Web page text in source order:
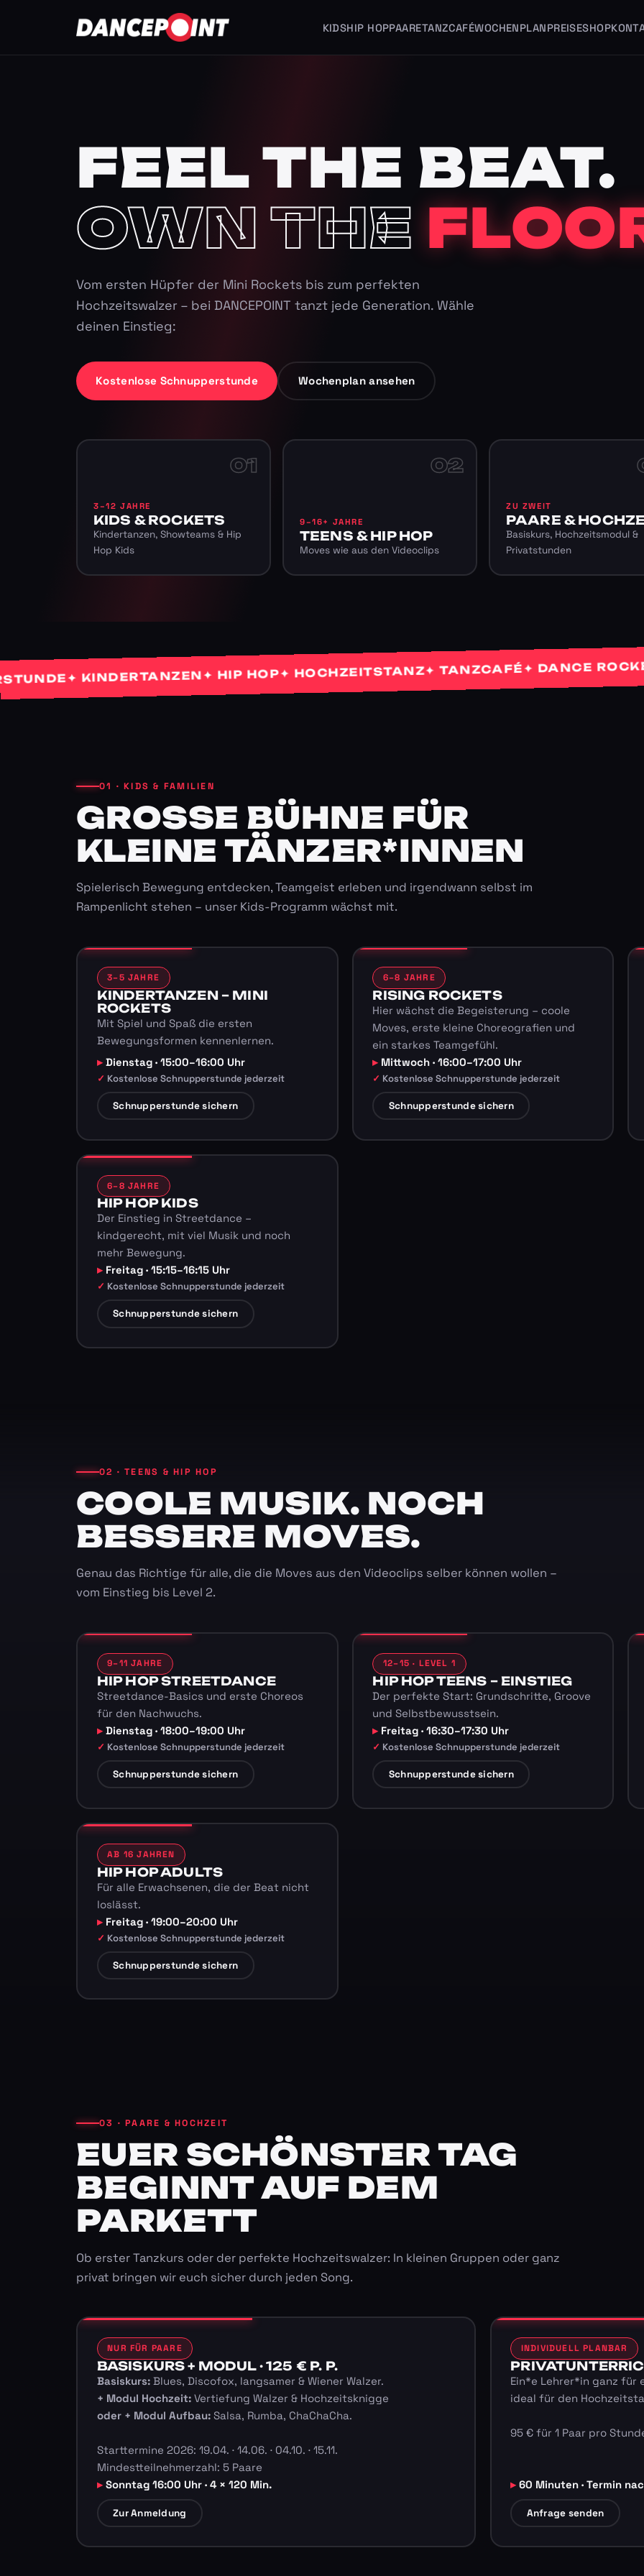
KIDSHIP HOPPAARETANZCAFÉWOCHENPLANPREISESHOP
FEEL THE BEAT.
OWN THE
Vom ersten Hüpfer der Mini Rockets bis zum perfekten
Hochzeitswalzer – bei DANCEPOINT tanzt jede Generation. Wähle
deinen Einstieg:
Kostenlose Schnupperstunde Wochenplan ansehen
01
3–12 JAHRE
KIDS & ROCKETS
Kindertanzen, Showteams & Hip
Hop Kids
02
9–16+ JAHRE
TEENS & HIP HOP
Moves wie aus den Videoclips
ZU ZWEIT
PAARE &
Basiskurs, Hochzeitsmodul &
Privatstunden
✦ KINDERTANZEN✦ HIP HOP✦ HOCHZEITSTANZ✦ TANZCAFÉ✦ DANCE ROCKETS✦
01 · KIDS & FAMILIEN
GROSSE BÜHNE FÜR K
LEINE TÄNZER*INNEN
Spielerisch Bewegung entdecken, Teamgeist erleben und irgendwann selbst im
Rampenlicht stehen – unser Kids-Programm wächst mit.
3–5 JAHRE
KINDERTANZEN – MINI
ROCKETS
Mit Spiel und Spaß die ersten
Bewegungsformen kennenlernen.
Dienstag · 15:00–16:00 Uhr
Kostenlose Schnupperstunde jederzeit
Schnupperstunde sichern
6–8 JAHRE
RISING ROCKETS
Hier wächst die Begeisterung – coole
Moves, erste kleine Choreografien und
ein starkes Teamgefühl.
Mittwoch · 16:00–17:00 Uhr
Kostenlose Schnupperstunde jederzeit
Schnupperstunde sichern
6–8 JAHRE
HIP HOP KIDS
Der Einstieg in Streetdance –
kindgerecht, mit viel Musik und noch
mehr Bewegung.
Freitag · 15:15–16:15 Uhr
Kostenlose Schnupperstunde jederzeit
Schnupperstunde sichern
02 · TEENS & HIP HOP
COOLE MUSIK. NOCH
BESSERE MOVES.
Genau das Richtige für alle, die die Moves aus den Videoclips selber können wollen –
vom Einstieg bis Level 2.
9–11 JAHRE
HIP HOP STREETDANCE
Streetdance-Basics und erste Choreos
für den Nachwuchs.
Dienstag · 18:00–19:00 Uhr
Kostenlose Schnupperstunde jederzeit
Schnupperstunde sichern
12–15 · LEVEL 1
HIP HOP TEENS – EINSTIEG
Der perfekte Start: Grundschritte, Groove
und Selbstbewusstsein.
Freitag · 16:30–17:30 Uhr
Kostenlose Schnupperstunde jederzeit
Schnupperstunde sichern
AB 16 JAHREN
HIP HOP ADULTS
Für alle Erwachsenen, die der Beat nicht
loslässt.
Freitag · 19:00–20:00 Uhr
Kostenlose Schnupperstunde jederzeit
Schnupperstunde sichern
03 · PAARE & HOCHZEIT
EUER SCHÖNSTER TAG
BEGINNT AUF DEM
PARKETT
Ob erster Tanzkurs oder der perfekte Hochzeitswalzer: In kleinen Gruppen oder ganz
privat bringen wir euch sicher durch jeden Song.
NUR FÜR PAARE
BASISKURS + MODUL · 125 € P. P.
Basiskurs:Blues, Discofox, langsamer & Wiener Walzer.
+ Modul Hochzeit:Vertiefung Walzer & Hochzeitsknigge
oder + Modul Aufbau:Salsa, Rumba, ChaChaCha.
Starttermine 2026: 19.04. · 14.06. · 04.10. · 15.11.
Mindestteilnehmerzahl: 5 Paare
Sonntag 16:00 Uhr · 4 × 120 Min.
Zur Anmeldung
INDIVIDUELL PLANBAR
Ein*e Lehrer*in ganz für
ideal für den
95 € für 1 Paar pro
60 Minuten · Termin
Anfrage senden